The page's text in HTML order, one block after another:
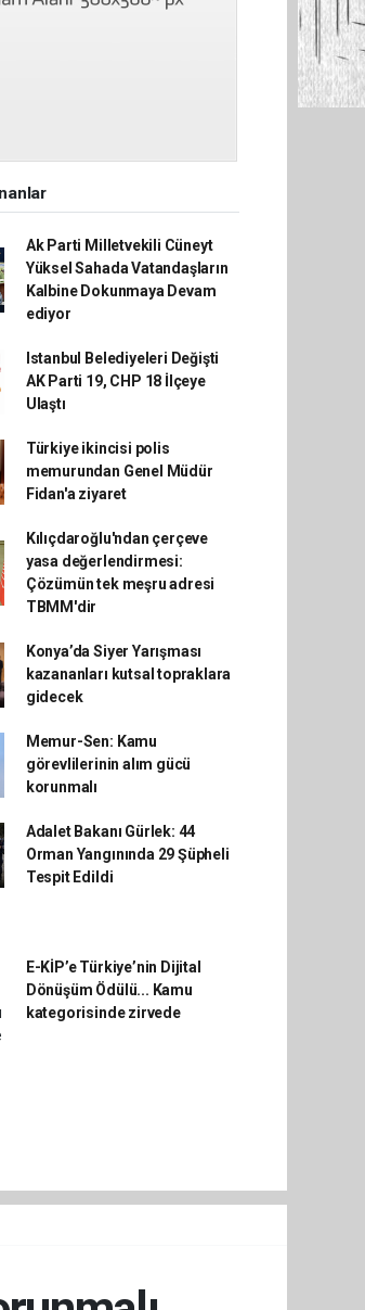
Ak Parti Milletvekili Cüneyt
Yüksel Sahada Vatandaşların
Kalbine Dokunmaya Devam
ediyor
Istanbul Belediyeleri Değişti
AK Parti 19, CHP 18 İlçeye
Ulaştı
Türkiye ikincisi polis
memurundan Genel Müdür
Fidan'a ziyaret
Kılıçdaroğlu'ndan çerçeve
yasa değerlendirmesi:
Çözümün tek meşru adresi
TBMM'dir
Konya’da Siyer Yarışması
kazananları kutsal topraklara
gidecek
Memur-Sen: Kamu
görevlilerinin alım gücü
korunmalı
Adalet Bakanı Gürlek: 44
Orman Yangınında 29 Şüpheli
Tespit Edildi
E-KİP’e Türkiye’nin Dijital
Dönüşüm Ödülü... Kamu
kategorisinde zirvede